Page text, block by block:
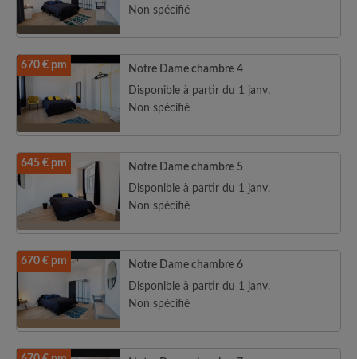
Non spécifié
670 € pm
Notre Dame chambre 4
Disponible à partir du 1 janv.
Non spécifié
645 € pm
Notre Dame chambre 5
Disponible à partir du 1 janv.
Non spécifié
670 € pm
Notre Dame chambre 6
Disponible à partir du 1 janv.
Non spécifié